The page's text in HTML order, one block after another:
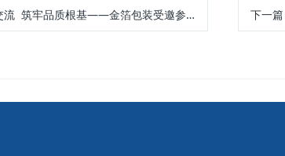
质根基——金箔包装受邀参加江苏中烟甜味剂技术专题研讨会 下一篇